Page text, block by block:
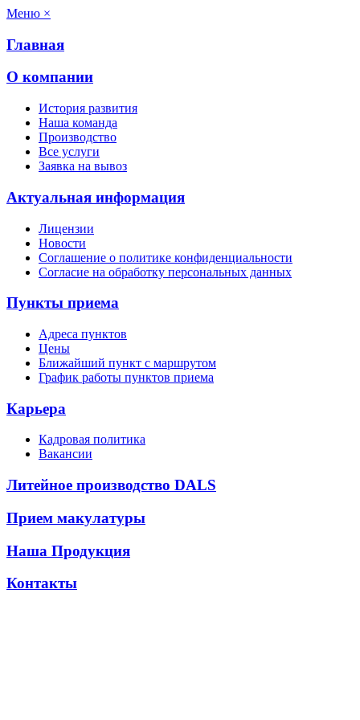
Меню ×
Главная
О компании
История развития
Наша команда
Производство
Все услуги
Заявка на вывоз
Актуальная информация
Лицензии
Новости
Соглашение о политике конфиденциальности
Согласие на обработку персональных данных
Пункты приема
Адреса пунктов
Цены
Ближайший пункт с маршрутом
График работы пунктов приема
Карьера
Кадровая политика
Вакансии
Литейное производство DALS
Прием макулатуры
Наша Продукция
Контакты